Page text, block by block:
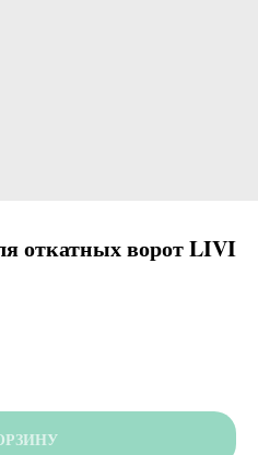
откатных ворот LIVI